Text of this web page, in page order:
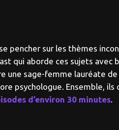
pencher sur les thèmes
qui aborde ces sujets avec
une sage-femme lauréate
psychologue. Ensemble, ils
d’environ 30 minutes.